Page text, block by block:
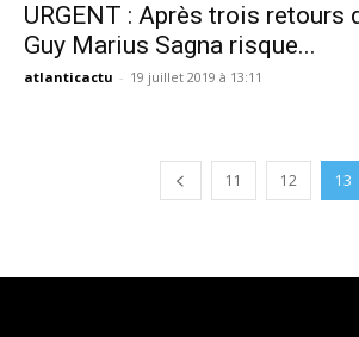
URGENT : Après trois retours
Guy Marius Sagna risque...
atlanticactu - 19 juillet 2019 à 13:11
11 12 13